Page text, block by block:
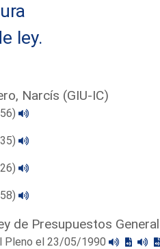
ley.
Narcís (GIU-IC)
de Presupuestos
Pleno el 23/05/1990